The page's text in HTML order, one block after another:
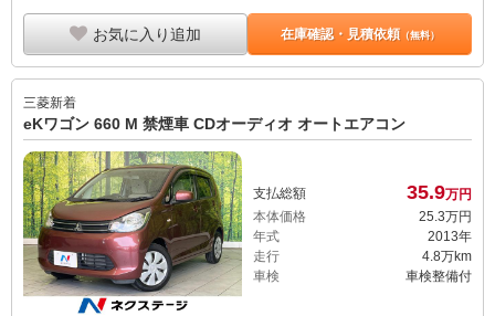
お気に入り追加 在庫確認・見積依頼（無料）
三菱新着
eKワゴン 660 M 禁煙車 CDオーディオ オートエアコン
支払総額 35.9万円
本体価格
25. 3万円
年式
2013年
走行
4.8万km
車検
車検整備付